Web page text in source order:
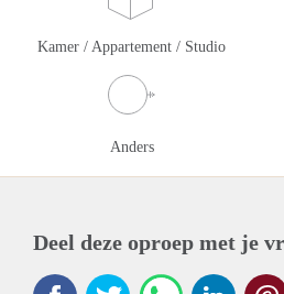
Kamer / Appartement / Studio
Anders
Deel deze oproep met je